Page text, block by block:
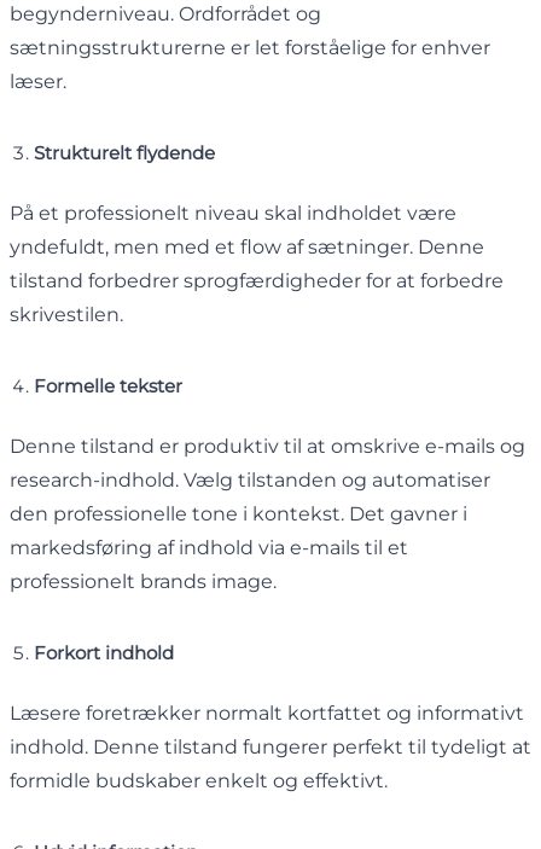
begynderniveau. Ordforrådet og
sætningsstrukturerne er let forståelige for enhver
læser.
Strukturelt flydende
På et professionelt niveau skal indholdet være
yndefuldt, men med et flow af sætninger. Denne
tilstand forbedrer sprogfærdigheder for at forbedre
skrivestilen.
Formelle tekster
Denne tilstand er produktiv til at omskrive e-mails og
research-indhold. Vælg tilstanden og automatiser
den professionelle tone i kontekst. Det gavner i
markedsføring af indhold via e-mails til et
professionelt brands image.
Forkort indhold
Læsere foretrækker normalt kortfattet og informativt
indhold. Denne tilstand fungerer perfekt til tydeligt at
formidle budskaber enkelt og effektivt.